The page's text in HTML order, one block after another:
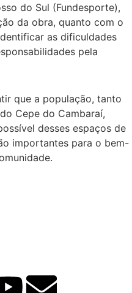
do Sul (Fundesporte),
da obra, quanto com o
as dificuldades
pela
que a população, tanto
Cepe do Cambaraí,
desses espaços de
importantes para o bem-